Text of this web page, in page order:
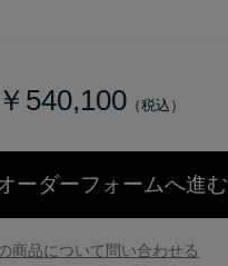
￥540,100
ーダーフォームへ進む
商品について問い合わせる